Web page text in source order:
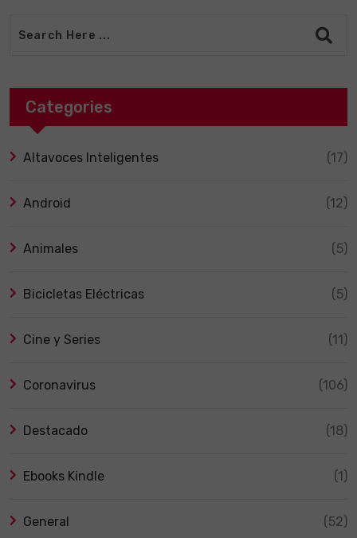
Categories
Altavoces Inteligentes (17)
Android (12)
Animales (5)
Bicicletas Eléctricas (5)
Cine y Series (11)
Coronavirus (106)
Destacado (18)
Ebooks Kindle (1)
General (52)